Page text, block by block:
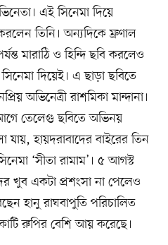
এই সিনেমা দিয়ে
তিনি। অন্যদিকে ম্রুণাল
মারাঠি ও হিন্দি ছবি করলেও
দিয়েই। এ ছাড়া ছবিতে
রাশমিকা মান্দানা।
তেলেগু ছবিতে অভিনয়
যায়, হায়দরাবাদের বাইরের তিন
‘সীতা রামাম’। ৫ আগস্ট
খুব একটা প্রশংসা না পেলেও
হানু রাঘবাপুতি পরিচালিত
রুপির বেশি আয় করেছে।